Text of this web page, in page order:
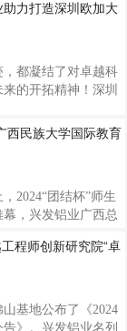
等级评价为纽带
态链，推动实施学
业自主评
将在兴发铝业这片
。开营仪式上，兴
围绕培训体系、导
刻阐述了此次培训
团人才战略部署的
、品质为纲
力打造深圳欧加大
都凝结了对卓越科
的开拓精神！深圳
约24.8万平方米，
、商业、文化设施
将成为OPPO全球
，助力OPPO立足
专业人才等方面具
总部基地片区的标
西民族大学国际教育
2024“团结杯”师生
，兴发铝业广西总
湖校区公开组第一
它不仅仅是一项运
西民族大学有着浓
与的足球项目比赛
团结杯”师生八人
程师创新研究院“卓
基地公布了《2024
》。兴发铝业名列